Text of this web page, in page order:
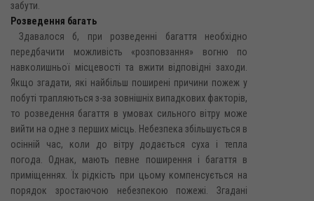
забути.
Розведення багать
Здавалося б, при розведенні багаття необхідно
передбачити можливість «розповзання» вогню по
навколишньої місцевості та вжити відповідні заходи.
Якщо згадати, які найбільш поширені причини пожеж у
побуті трапляються з-за зовнішніх випадкових факторів,
то розведення багаття в умовах сильного вітру може
вийти на одне з перших місць. Небезпека збільшується в
осінній час, коли до вітру додається суха і тепла
погода. Однак, мають певне поширення і багаття в
приміщеннях. Їх рідкість при цьому компенсується на
порядок зростаючою небезпекою пожежі. Згадані